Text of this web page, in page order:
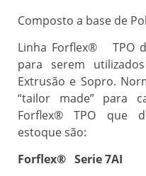
Composto a base de
Linha Forflex® TPO
para serem
Extrusão e Sopro.
“tailor made” para
Forflex® TPO que
estoque são:
Forflex® Serie 7AI